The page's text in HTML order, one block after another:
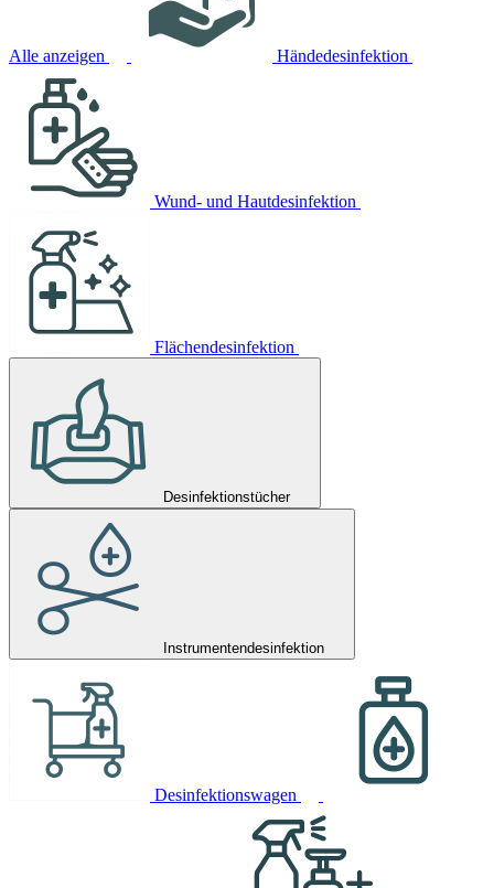
Alle anzeigen Händedesinfektion
Wund- und Hautdesinfektion
Flächendesinfektion
Desinfektionstücher
Instrumentendesinfektion
Desinfektionswagen